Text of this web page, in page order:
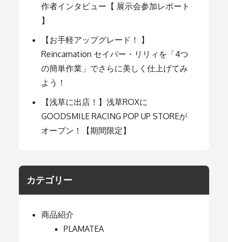
作者インタビュー【 展示会参加レポート
】
【お手軽アップグレード！ 】
Reincarnation セイバー・リリィを「4つ
の簡単作業」でさらに美しく仕上げてみ
よう！
【浅草に出店！】浅草ROXに
GOODSMILE RACING POP UP STOREが
オープン！【期間限定】
カテゴリー
商品紹介
PLAMATEA